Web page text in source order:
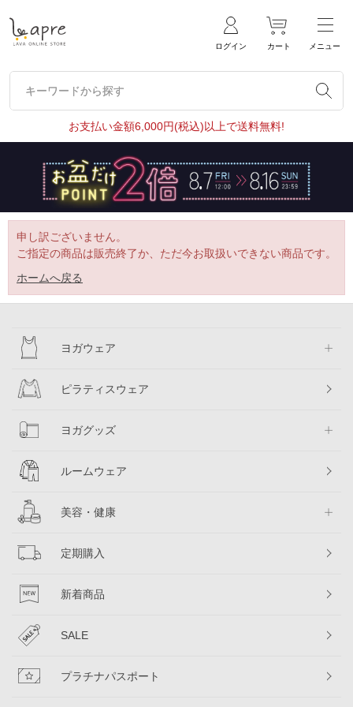
ログイン カート メニュー
キーワードから探す
キーワードから探す
お支払い金額6,000円(税込)以上で送料無料!
申し訳ございません。
ご指定の商品は販売終了か、ただ今お取扱いできない商品です。
ホームへ戻る
ヨガウェア
ピラティスウェア
ヨガグッズ
ルームウェア
美容・健康
定期購入
新着商品
SALE
プラチナパスポート